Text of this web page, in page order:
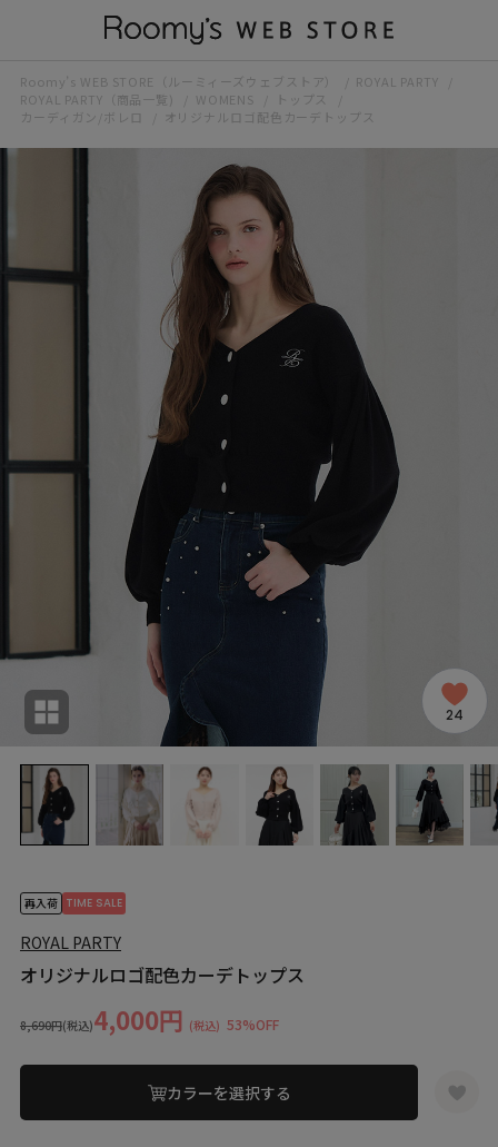
Roomy’s WEB STORE（ルーミィーズウェブストア）
ROYAL PARTY
ROYAL PARTY（商品一覧)
WOMENS
トップス
カーディガン/ボレロ
オリジナルロゴ配色カーデトップス
24
再入荷 TIME SALE
ROYAL PARTY
オリジナルロゴ配色カーデトップス
8,690円(税込)4,000円 (税込) 53%OFF
カラーを選択する